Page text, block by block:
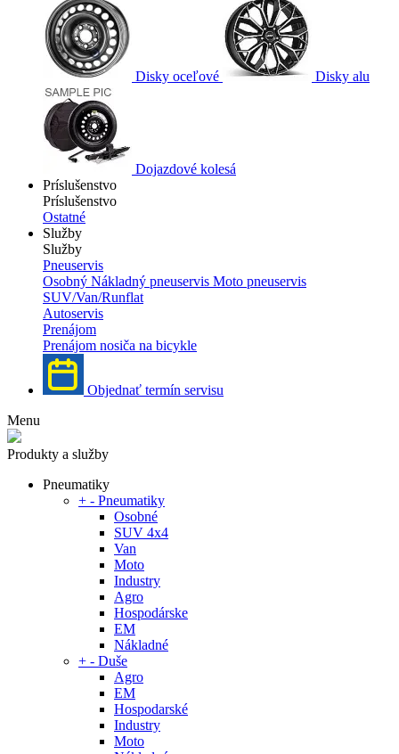
Disky oceľové Disky alu
Dojazdové kolesá
Príslušenstvo
Príslušenstvo
Ostatné
Služby
Služby
Pneuservis
Osobný Nákladný pneuservis Moto pneuservis
SUV/Van/Runflat
Autoservis
Prenájom
Prenájom nosiča na bicykle
Objednať termín servisu
Menu
Produkty a služby
Pneumatiky
+ - Pneumatiky
Osobné
SUV 4x4
Van
Moto
Industry
Agro
Hospodárske
EM
Nákladné
+ - Duše
Agro
EM
Hospodarské
Industry
Moto